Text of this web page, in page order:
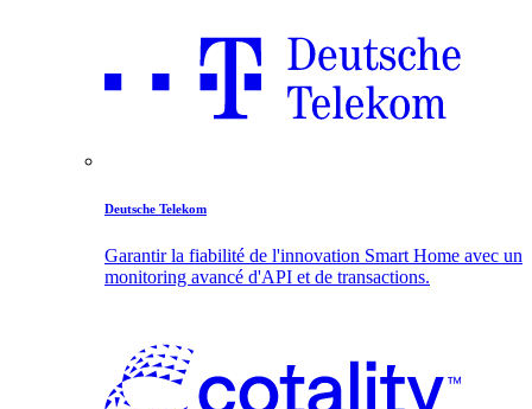
Deutsche Telekom
Garantir la fiabilité de l'innovation Smart Home avec un
monitoring avancé d'API et de transactions.